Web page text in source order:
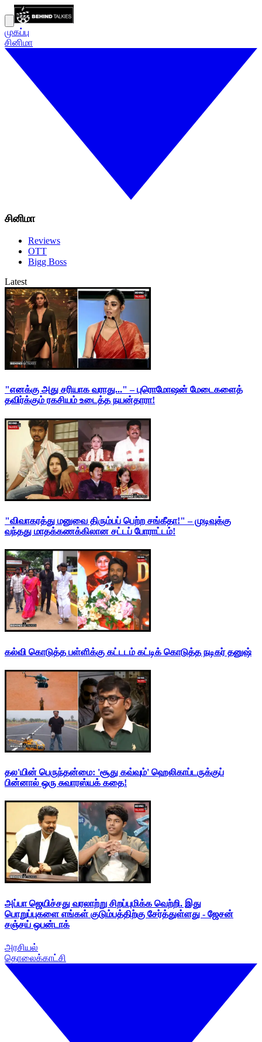
முகப்பு
சினிமா
சினிமா
Reviews
OTT
Bigg Boss
Latest
"எனக்கு அது சரியாக வராது..." – புரொமோஷன் மேடைகளைத்
தவிர்க்கும் ரகசியம் உடைத்த நயன்தாரா!
"விவாகரத்து மனுவை திரும்பப் பெற்ற சங்கீதா!" – முடிவுக்கு
வந்தது மாதக்கணக்கிலான சட்டப் போராட்டம்!
கல்வி கொடுத்த பள்ளிக்கு கட்டடம் கட்டிக் கொடுத்த நடிகர் தனுஷ்
தல'யின் பெருந்தன்மை: 'சூது கவ்வும்' ஹெலிகாப்டருக்குப்
பின்னால் ஒரு சுவாரஸ்யக் கதை!
அப்பா ஜெயிச்சது வரலாற்று சிறப்புமிக்க வெற்றி. இது
பொறுப்புகளை எங்கள் குடும்பத்திற்கு சேர்த்துள்ளது - ஜேசன்
சஞ்சய் ஒபன்டாக்
அரசியல்
தொலைக்காட்சி